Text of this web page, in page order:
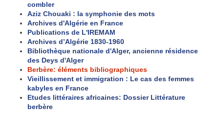
combler
Aziz Chouaki : la symphonie des mots
Archives d'Algérie en France
Publications de L'IREMAM
Archives d’Algérie 1830-1960
Bibliothèque nationale d'Alger, ancienne résidence
des Deys d'Alger
Berbère: éléments bibliographiques
Vieillissement et immigration : Le cas des femmes
kabyles en France
Etudes littéraires africaines: Dossier Littérature
berbère